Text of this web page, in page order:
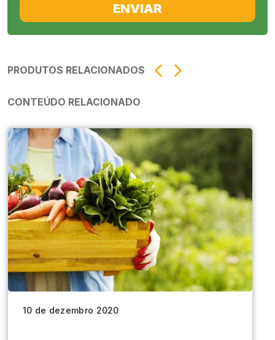
ENVIAR
PRODUTOS RELACIONADOS
CONTEÚDO RELACIONADO
10 de dezembro 2020